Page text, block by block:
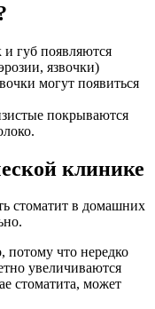
губ появляются
язвочки)
могут появиться
покрываются
клинике
стоматит в домашних
потому что нередко
увеличиваются
стоматита, может